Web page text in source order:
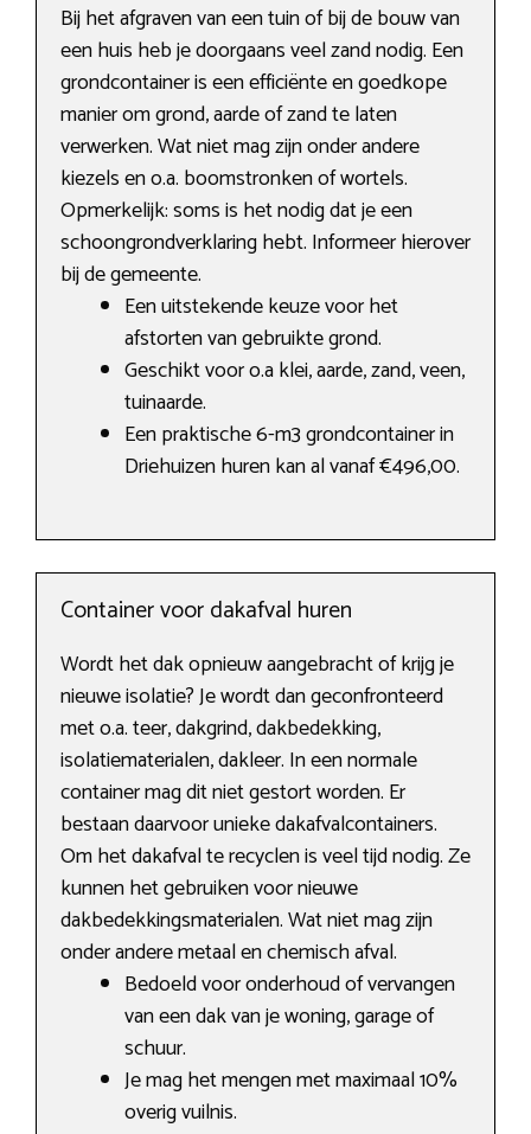
Bij het afgraven van een tuin of bij de bouw van
een huis heb je doorgaans veel zand nodig. Een
grondcontainer is een efficiënte en goedkope
manier om grond, aarde of zand te laten
verwerken. Wat niet mag zijn onder andere
kiezels en o.a. boomstronken of wortels.
Opmerkelijk: soms is het nodig dat je een
schoongrondverklaring hebt. Informeer hierover
bij de gemeente.
Een uitstekende keuze voor het
afstorten van gebruikte grond.
Geschikt voor o.a klei, aarde, zand, veen,
tuinaarde.
Een praktische 6-m3 grondcontainer in
Driehuizen huren kan al vanaf €496,00.
Container voor dakafval huren
Wordt het dak opnieuw aangebracht of krijg je
nieuwe isolatie? Je wordt dan geconfronteerd
met o.a. teer, dakgrind, dakbedekking,
isolatiematerialen, dakleer. In een normale
container mag dit niet gestort worden. Er
bestaan daarvoor unieke dakafvalcontainers.
Om het dakafval te recyclen is veel tijd nodig. Ze
kunnen het gebruiken voor nieuwe
dakbedekkingsmaterialen. Wat niet mag zijn
onder andere metaal en chemisch afval.
Bedoeld voor onderhoud of vervangen
van een dak van je woning, garage of
schuur.
Je mag het mengen met maximaal 10%
overig vuilnis.